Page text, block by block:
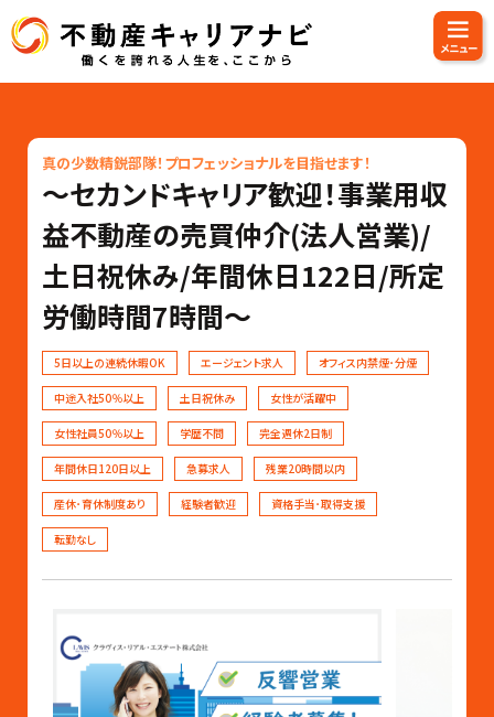
真の少数精鋭部隊！プロフェッショナルを目指せます！
〜セカンドキャリア歓迎！事業用収
益不動産の売買仲介(法人営業)/
土日祝休み/年間休日122日/所定
労働時間7時間〜
5日以上の連続休暇OK エージェント求人 オフィス内禁煙･分煙
中途入社50％以上 土日祝休み 女性が活躍中
女性社員50％以上 学歴不問 完全週休2日制
年間休日120日以上 急募求人 残業20時間以内
産休･育休制度あり 経験者歓迎 資格手当･取得支援
転勤なし